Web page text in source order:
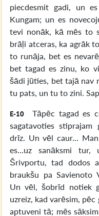
piecdesmit gadi, un
Kungam; un es
tevi nonāk, kā mēs to
brāļi atceras, ka agrāk
to runāja, bet es
bet tagad es zinu, ko
šādi jūties, bet tajā nav
tu pats, un tu to zini.
E-10
Tāpēc tagad es
sagatavoties
drīz. Un vēl caur...
es...uz sanāksmi
Šrivportu, tad dodos
braukšu pa Savienoto
Un vēl, šobrīd notiek
uzreiz, kad varēsim,
aptuveni tā; mēs